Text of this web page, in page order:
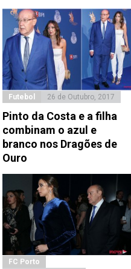
Futebol 26 de Outubro, 2017
Pinto da Costa e a filha
combinam o azul e
branco nos Dragões de
Ouro
FC Porto